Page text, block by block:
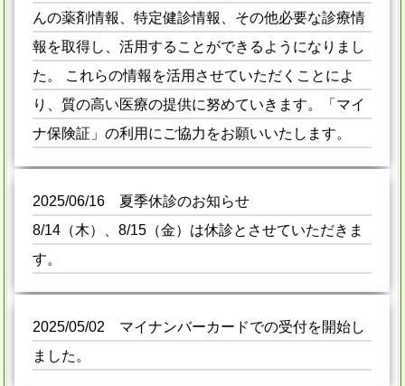
んの薬剤情報、特定健診情報、その他必要な診療情
報を取得し、活用することができるようになりまし
た。 これらの情報を活用させていただくことによ
り、質の高い医療の提供に努めていきます。「マイ
ナ保険証」の利用にご協力をお願いいたします。
2025/06/16 夏季休診のお知らせ
8/14（木）、8/15（金）は休診とさせていただきま
す。
2025/05/02 マイナンバーカードでの受付を開始し
ました。